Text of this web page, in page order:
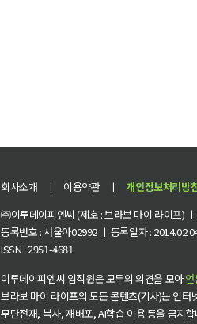
회사소개 ㅣ 이용약관 ㅣ 개인정보처리방
㈜이투데이피엔씨 (제호 : 브라보 마이 라이프)
등록번호 : 서울아02992 ㅣ 등록일자 :
ISSN : 2951-4681
이투데이피엔씨 임직원은 모두의 의견을 모아
브라보 마이 라이프의 모든 콘텐츠(기사)는 인
무단전재, 복사, 재배포, AI학습 이용 등을 금지